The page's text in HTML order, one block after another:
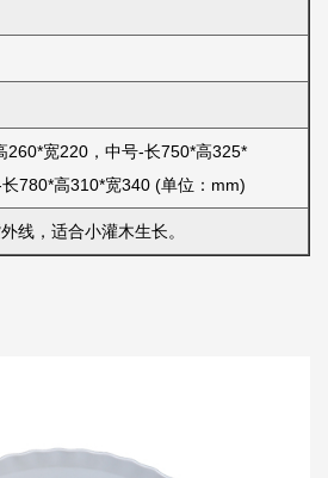
260*宽220，中号-长750*高325*
780*高310*宽340 (单位：mm)
线，适合小灌木生长。